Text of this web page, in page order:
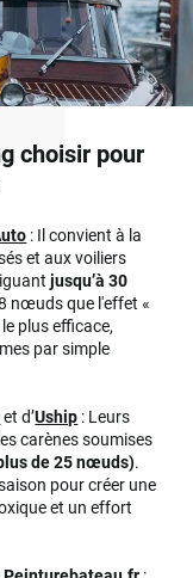
choisir pour
: Il convient à la
et aux voiliers
jusqu’à 30
nœuds que l'effet «
plus efficace,
par simple
et d’Uship : Leurs
carènes soumises
de 25 nœuds).
pour créer une
et un effort